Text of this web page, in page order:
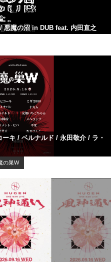
悪魔の沼 in DUB feat. 内田直之
キ / ベルナルド / 永田敬介 / ラ・
の巣W